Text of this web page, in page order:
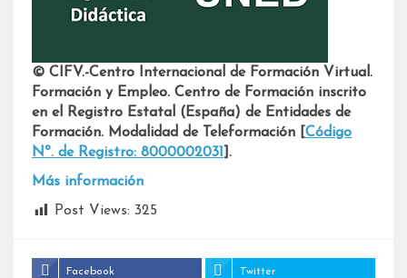
© CIFV.-Centro Internacional de Formación Virtual.
Formación y Empleo. Centro de Formación inscrito
en el Registro Estatal (España) de Entidades de
Formación. Modalidad de Teleformación [ Código
Nº. de Registro: 8000002031 ].
Más información
Post Views: 325
Facebook Twitter